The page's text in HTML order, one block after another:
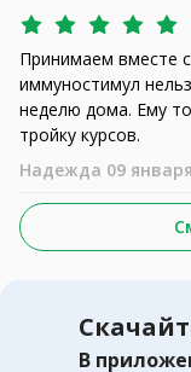
Принимаем вместе
иммуностимул
неделю дома. Ему
тройку курсов.
Надежда 09 января
В